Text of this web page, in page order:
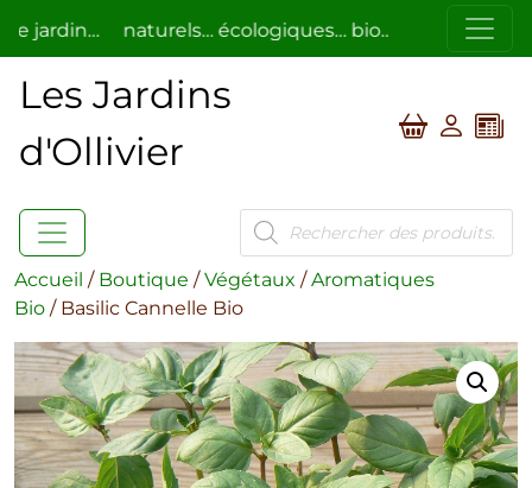
le jardin… naturels… écologiques… bio…
Les Jardins
d'Ollivier
Recherche
de
produits
Accueil / Boutique /Végétaux /Aromatiques
Bio / Basilic Cannelle Bio